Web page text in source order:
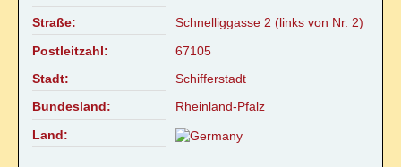
Straße:
Schnelliggasse 2 (links von Nr. 2)
Postleitzahl:
67105
Stadt:
Schifferstadt
Bundesland:
Rheinland-Pfalz
Land: